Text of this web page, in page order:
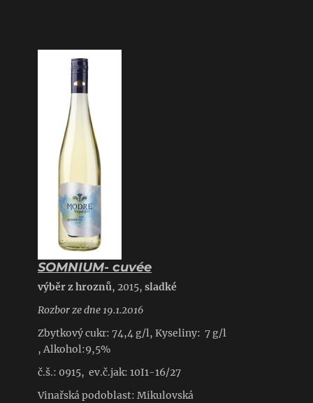
SOMNIUM- cuvée
výběr z hroznů, 2015, sladké
Rozbor ze dne 19.1.2016
Zbytkový cukr: 74,4 g/l, Kyseliny: 7 g/l
, Alkohol:9,5%
č.š.: 0915, ev.č.jak: 10I1-16/27
Vinařská podoblast: Mikulovská